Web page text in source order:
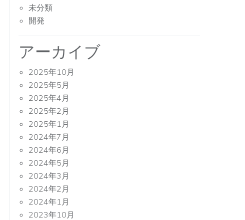
未分類
開発
アーカイブ
2025年10月
2025年5月
2025年4月
2025年2月
2025年1月
2024年7月
2024年6月
2024年5月
2024年3月
2024年2月
2024年1月
2023年10月